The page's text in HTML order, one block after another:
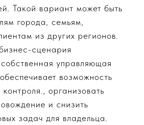
Такой вариант может быть
города, семьям,
из других регионов.
сценария
управляющая
возможность
организовать
и снизить
задач для владельца.